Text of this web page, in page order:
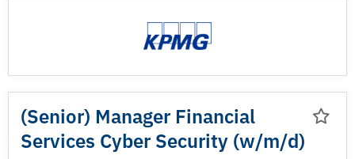
(Senior) Manager Financial
Services Cyber Security (w/m/d)